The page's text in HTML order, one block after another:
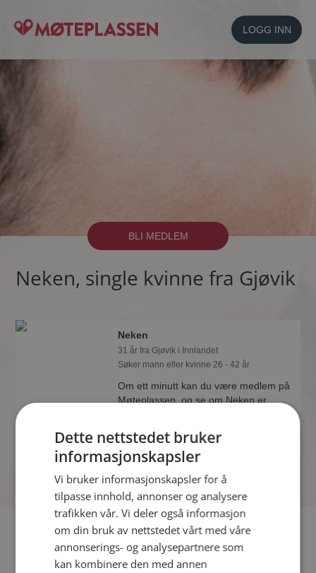
LOGG INN
BLI MEDLEM
Neken, single kvinne fra Gjøvik
Neken
31 år fra Gjøvik i Innlandet
Søker mann eller kvinne 26 - 42 år
Om ett minutt kan du være medlem på
Møteplassen, og se om Neken er
Fler single
Flere singlekvinner fra Gjøvik:Marion,Jorunn
Dette nettstedet bruker
informasjonskapsler
Vi bruker informasjonskapsler for å
tilpasse innhold, annonser og analysere
trafikken vår. Vi deler også informasjon
om din bruk av nettstedet vårt med våre
annonserings- og analysepartnere som
kan kombinere den med annen